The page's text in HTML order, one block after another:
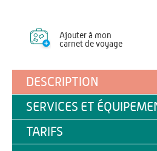
Ajouter à mon
carnet de voyage
DESCRIPTION
SERVICES ET
TARIFS